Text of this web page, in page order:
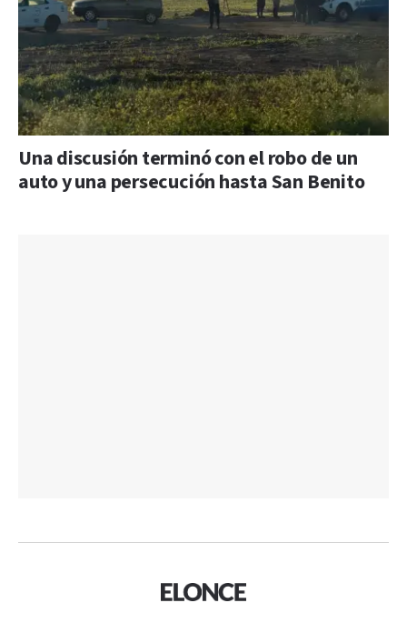
Una discusión terminó con el robo de un
auto y una persecución hasta San Benito